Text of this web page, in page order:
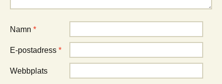
Namn *
E-postadress *
Webbplats